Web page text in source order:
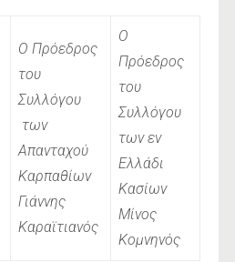
Ο Πρόεδρος
του
Συλλόγου
των
Απανταχού
Καρπαθίων
Γιάννης
Καραϊτιανός
Ο
Πρόεδρος
του
Συλλόγου
των εν
Ελλάδι
Κασίων
Μίνος
Κομνηνός